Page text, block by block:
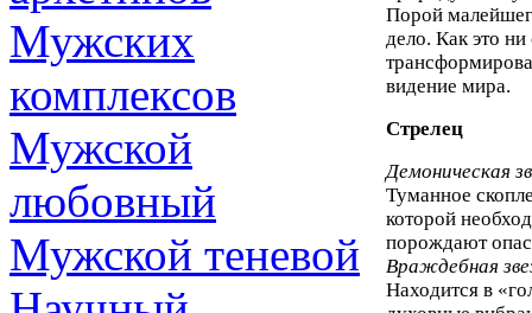
Мужских
комплексов
Мужской
любовный
Мужской теневой
Порой
дело. Как это ни
видение мира.
Стрелец
Демоническая
Туманное
которой
порождают
Враждебная
Находится в